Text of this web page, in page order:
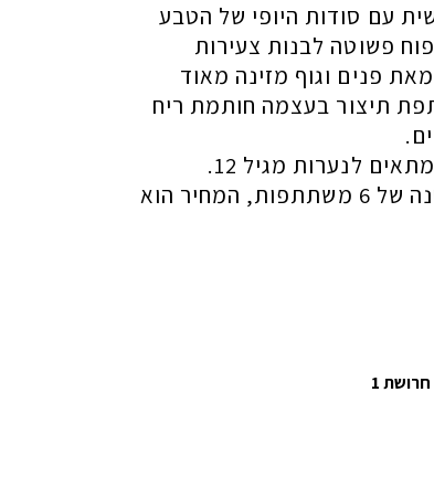
עם סודות היופי של הטבע
פשוטה לבנות צעירות
פנים וגוף מזינה מאוד
תיצור בעצמה חותמת ריח
לנערות מגיל 12.
הסדנה מתקיימת בקבוצה קטנה של 6 משתתפות, המחיר הוא
1